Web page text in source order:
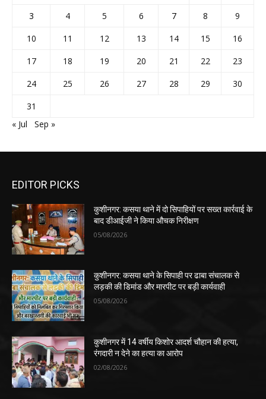
3
4 5 6 7 8
9
10
11 12 13 14 15
16
17
18 19 20 21 22
23
24
25 26 27 28 29
30
31
« Jul
Sep »
EDITOR PICKS
कुशीनगर: कसया थाने में दो सिपाहियों पर सख्त कार्रवाई के
बाद डीआईजी ने किया औचक निरीक्षण
05/08/2026
कुशीनगर: कसया थाने के सिपाही पर ढाबा संचालक से
लड़की की डिमांड और मारपीट पर बड़ी कार्यवाही
05/08/2026
कुशीनगर में 14 वर्षीय किशोर आदर्श चौहान की हत्या,
रंगदारी न देने का हत्या का आरोप
02/08/2026